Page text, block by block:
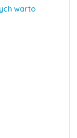
warto